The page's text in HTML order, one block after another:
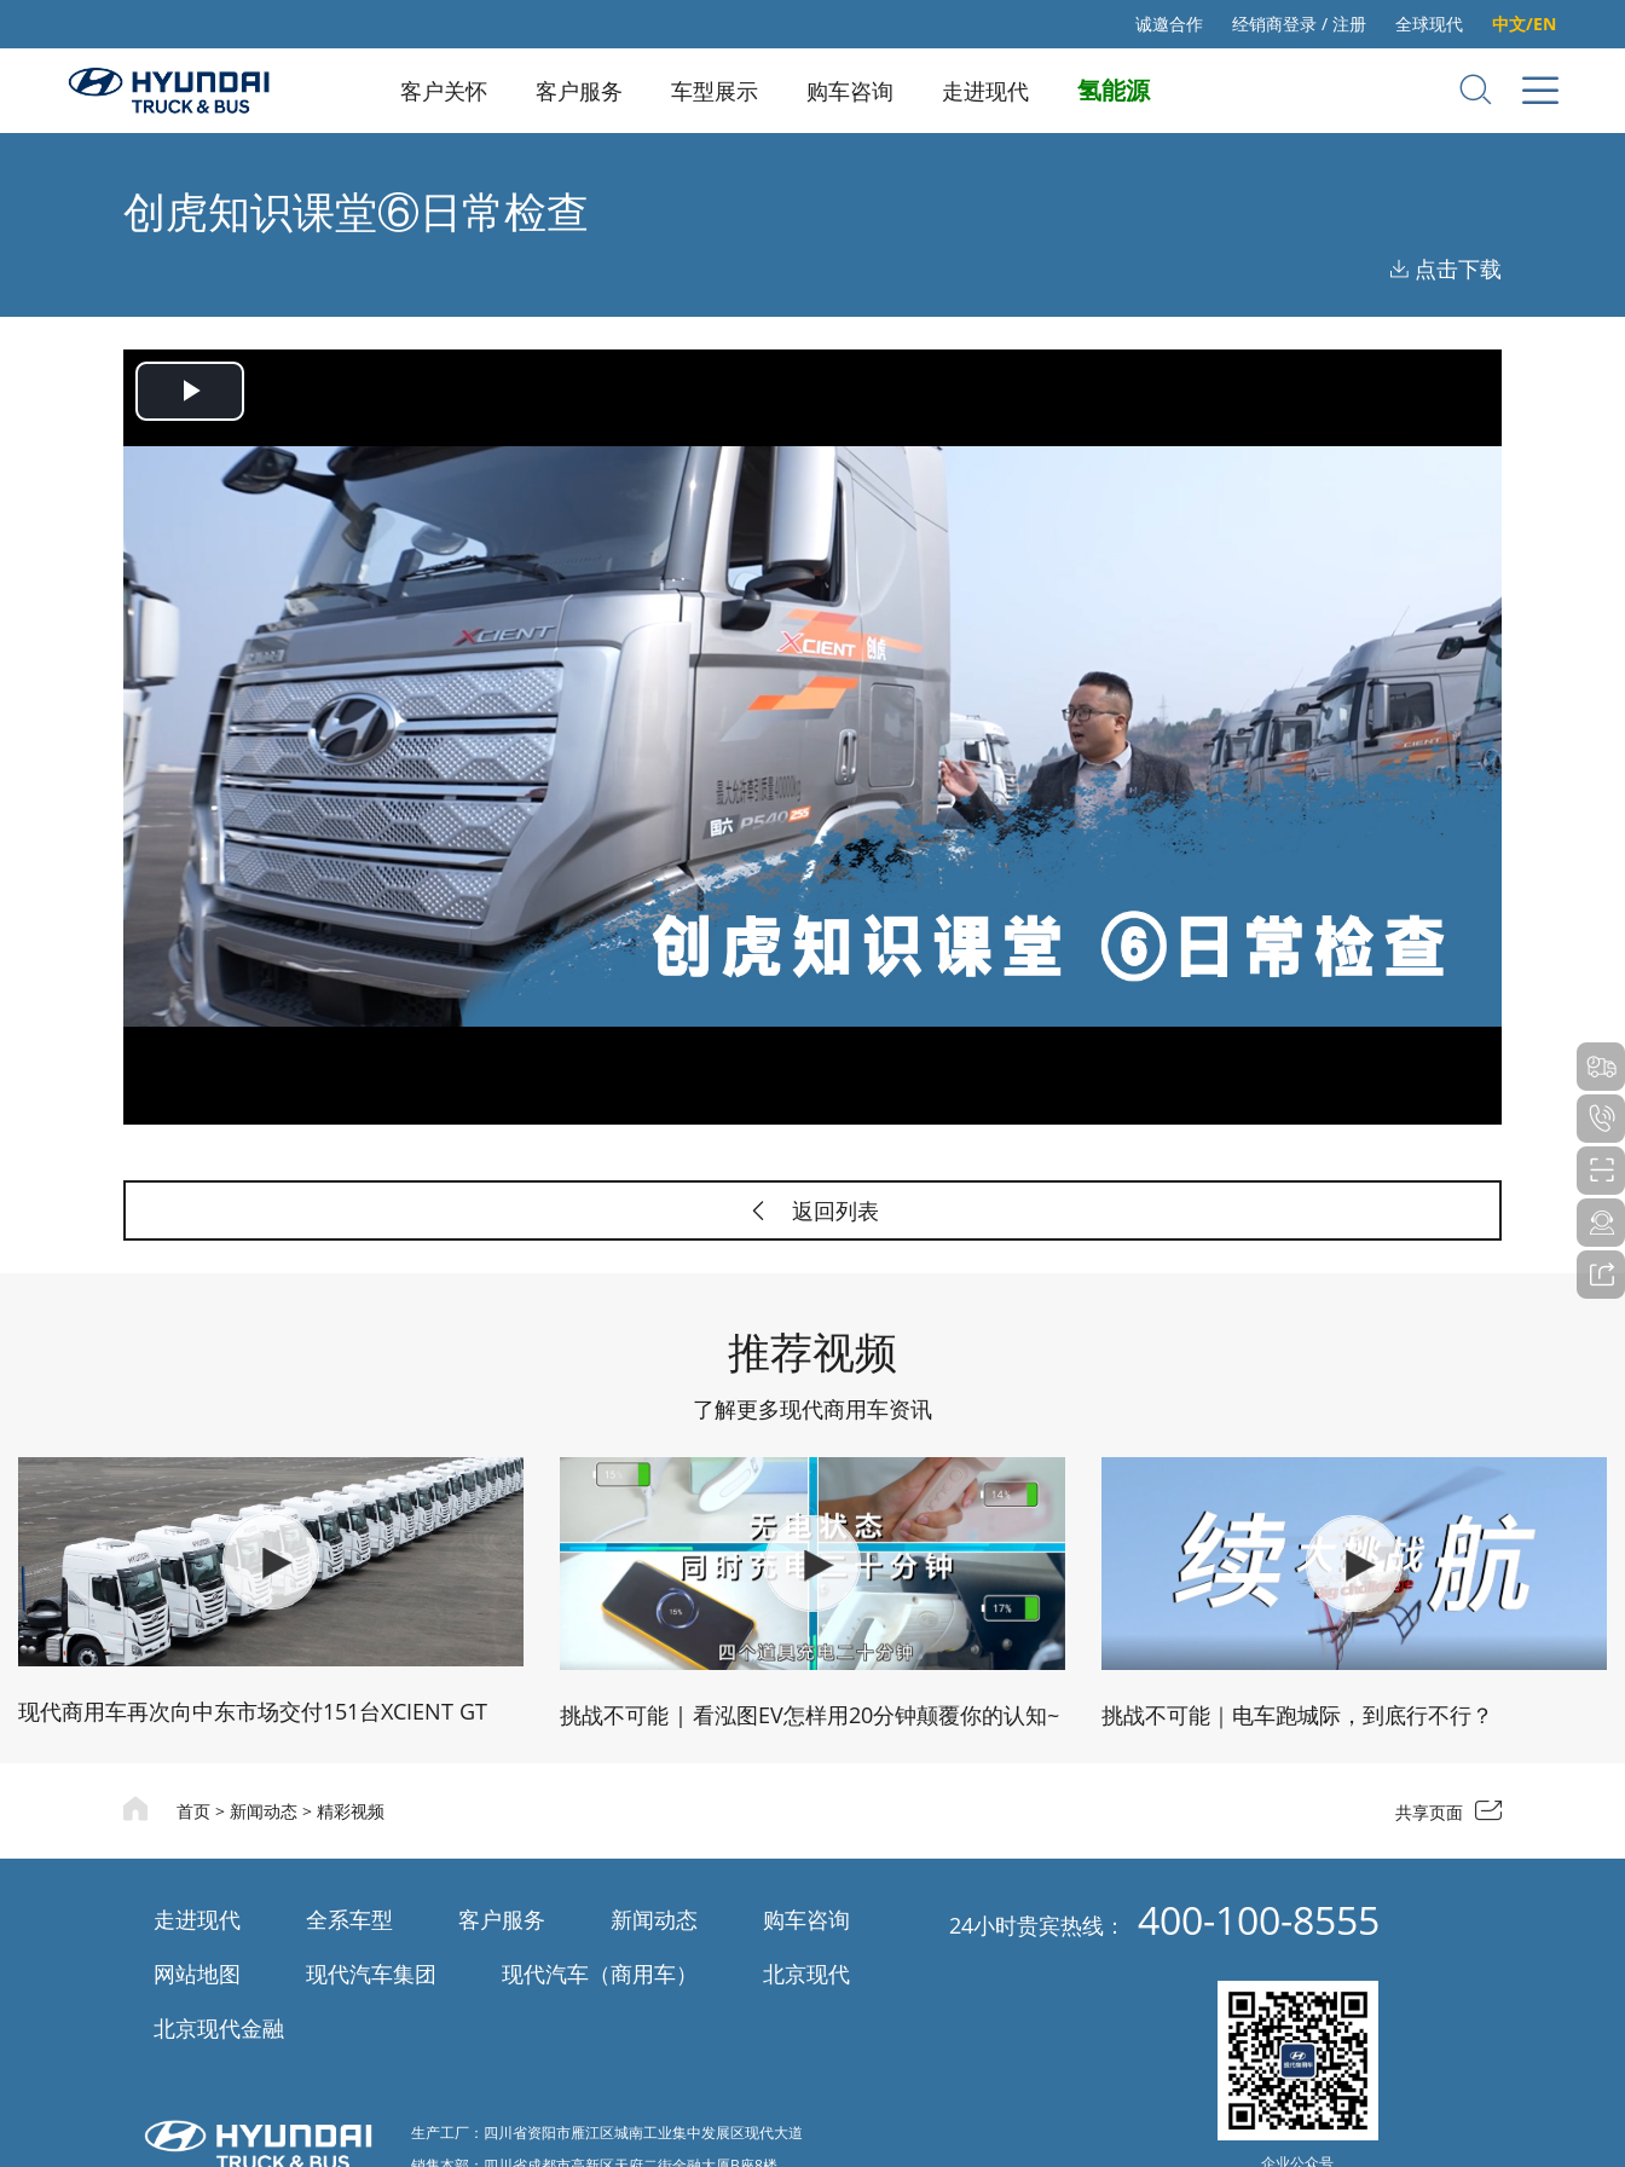
诚邀合作 经销商登录 / 注册 全球现代 中文/EN
客户关怀 客户服务 车型展示 购车咨询 走进现代 氢能源
创虎知识课堂⑥日常检查
点击下载
Play
Video
返回列表
推荐视频
了解更多现代商用车资讯
现代商用车再次向中东市场交付151台XCIENT GT 挑战不可能 | 看泓图EV怎样用20分钟颠覆你的认知~ 挑战不可能｜电车跑城际，到底行不行？
首页 > 新闻动态 > 精彩视频 共享页面
走进现代 全系车型 客户服务 新闻动态
购车咨询
网站地图
现代汽车集团 现代汽车（商用车）
北京现代
北京现代金融
生产工厂：四川省资阳市雁江区城南工业集中发展区现代大道
24小时贵宾热线： 400-100-8555